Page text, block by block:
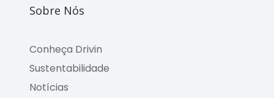
Sobre Nós
Conheça Drivin
Sustentabilidade
Notícias